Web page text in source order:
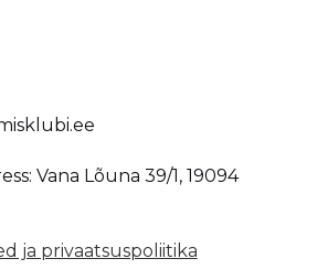
Vana Lõuna 39/1, 19094
ja privaatsuspoliitika